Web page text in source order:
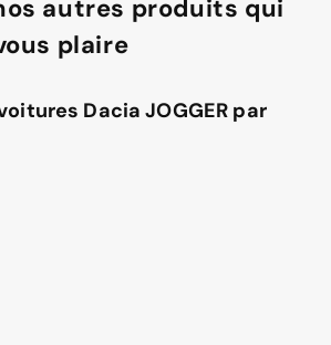
autres produits qui
plaire
Dacia JOGGER par